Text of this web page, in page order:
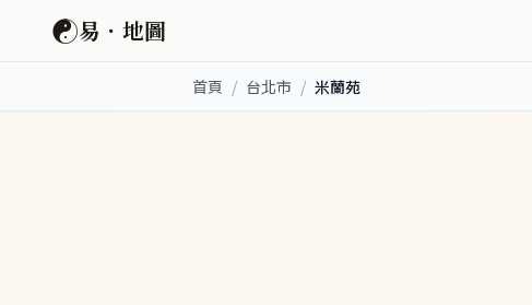
☯易．地圖
首頁 / 台北市 / 米蘭苑